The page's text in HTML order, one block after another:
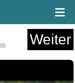
≡
Weiter